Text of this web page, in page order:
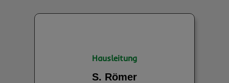
Hausleitung
S. Römer